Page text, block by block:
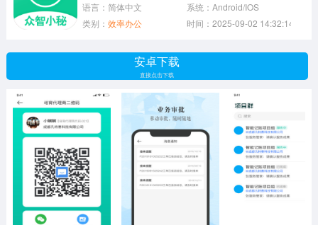
益智游戏 音乐游戏 传奇游戏
模拟游戏
策略游戏 文字游戏 角色扮演
语言：简体中文
系统：Android/IOS
类别： 效率办公 时间：2025-09-02 14:32:14
安卓下载
直接点击下载